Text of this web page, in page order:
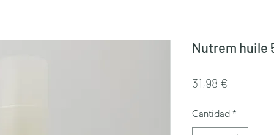
Nutrem huile
31,98 €
Cantidad *